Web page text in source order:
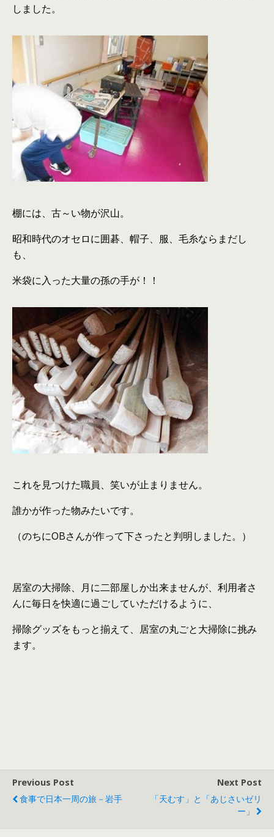
しました。
棚には、古～い物が沢山。
昭和時代のオセロに囲碁、帽子、服、毛糸ならまだし
も、
米袋に入った大量の孫の手が！！
これを見つけた職員、笑いが止まりません。
誰かが作った物みたいです。
（のちにOBさんが作って下さったと判明しました。）
居室の大掃除、月に二部屋しか出来ませんが、利用者さ
んに毎日を快適に過ごしていただけるように、
掃除グッズをもっと揃えて、居室の丸ごと大掃除に挑み
ます。
Previous Post
食事で日本一周の旅－岩手
Next Post
「天むす」と「あじさいゼリ
ー」